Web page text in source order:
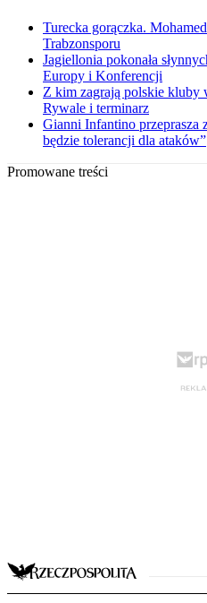
Turecka gorączka.
Trabzonsporu
Jagiellonia pokonała
Europy i Konferencji
Z kim zagrają polskie kluby
Rywale i terminarz
Gianni Infantino przeprasza
będzie tolerancji dla ataków”
Promowane treści